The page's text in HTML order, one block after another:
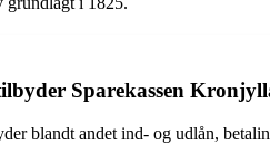
Sparekassen
blandt andet ind- og udlån,